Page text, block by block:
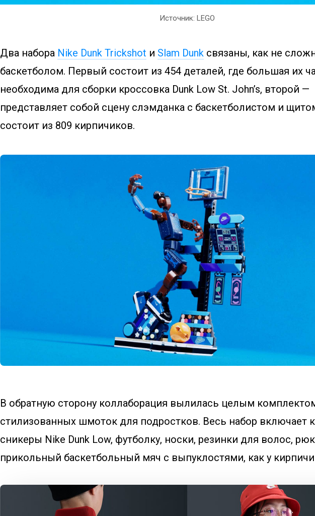
Источник: LEGO
Два набора Nike Dunk Trickshot и Slam Dunk связаны, как не
баскетболом. Первый состоит из 454 деталей, где большая их
необходима для сборки кроссовка Dunk Low St. John’s, второй —
представляет собой сцену слэмданка с баскетболистом и
состоит из 809 кирпичиков.
В обратную сторону коллаборация вылилась целым
стилизованных шмоток для подростков. Весь набор включает
сникеры Nike Dunk Low, футболку, носки, резинки для волос,
прикольный баскетбольный мяч с выпуклостями, как у